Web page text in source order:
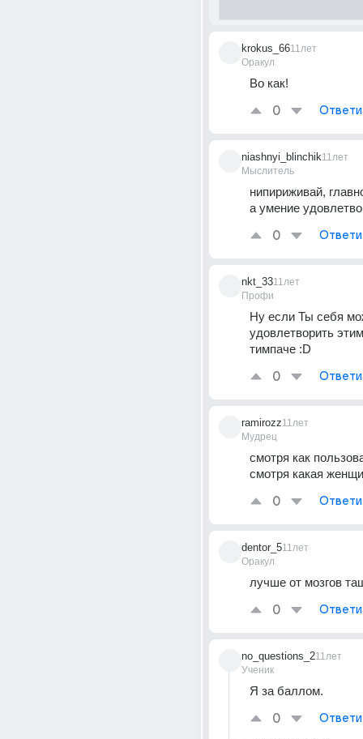
krokus_66
Оракул
11лет
Во как!
0
niashnyi_blinchik
Мыслитель
11лет
нипириживай,
а умение
0
nkt_33
Профи
11лет
Ну если Ты себя
удовлетворить
тимпаче :D
0
ramirozz
Мудрец
11лет
смотря как
смотря какая
0
dentor_5
Оракул
11лет
лучше от мозгов
0
no_questions_2
Ученик
11лет
Я за баллом.
0